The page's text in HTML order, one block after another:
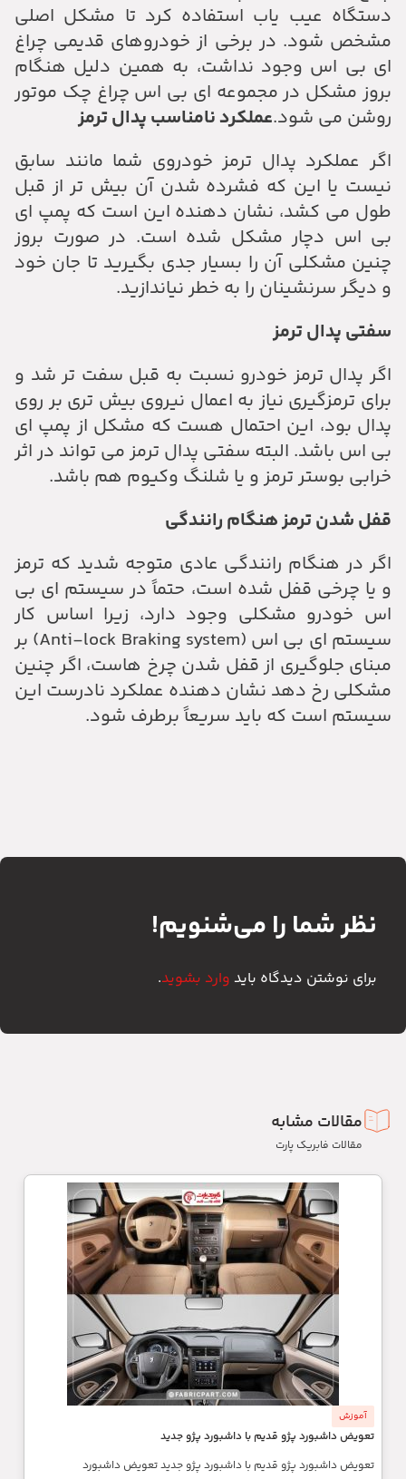
دستگاه عیب یاب استفاده کرد تا مشکل اصلی
مشخص شود. در برخی از خودروهای قدیمی چراغ
ای بی اس وجود نداشت، به همین دلیل هنگام
بروز مشکل در مجموعه ای بی اس چراغ چک موتور
روشن می شود.عملکرد نامناسب پدال ترمز
اگر عملکرد پدال ترمز خودروی شما مانند سابق
نیست یا این که فشرده شدن آن بیش تر از قبل
طول می کشد، نشان دهنده این است که پمپ ای
بی اس دچار مشکل شده است. در صورت بروز
چنین مشکلی آن را بسیار جدی بگیرید تا جان خود
و دیگر سرنشینان را به خطر نیاندازید.
سفتی پدال ترمز
اگر پدال ترمز خودرو نسبت به قبل سفت تر شد و
برای ترمزگیری نیاز به اعمال نیروی بیش تری بر روی
پدال بود، این احتمال هست که مشکل از پمپ ای
بی اس باشد. البته سفتی پدال ترمز می تواند در اثر
خرابی بوستر ترمز و یا شلنگ وکیوم هم باشد.
قفل شدن ترمز هنگام رانندگی
اگر در هنگام رانندگی عادی متوجه شدید که ترمز
و یا چرخی قفل شده است، حتماً در سیستم ای بی
اس خودرو مشکلی وجود دارد، زیرا اساس کار
سیستم ای بی اس (Anti-lock Braking system) بر
مبنای جلوگیری از قفل شدن چرخ هاست، اگر چنین
مشکلی رخ دهد نشان دهنده عملکرد نادرست این
سیستم است که باید سریعاً برطرف شود.
نظر شما را می‌شنویم!
برای نوشتن دیدگاه باید وارد بشوید.
مقالات مشابه
مقالات فابریک پارت
آموزش
تعویض داشبورد پژو قدیم با داشبورد پژو جدید
تعویض داشبورد پژو قدیم با داشبورد پژو جدید تعویض داشبورد